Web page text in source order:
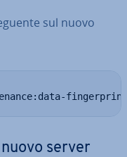
sul nuovo
fingerprint
server